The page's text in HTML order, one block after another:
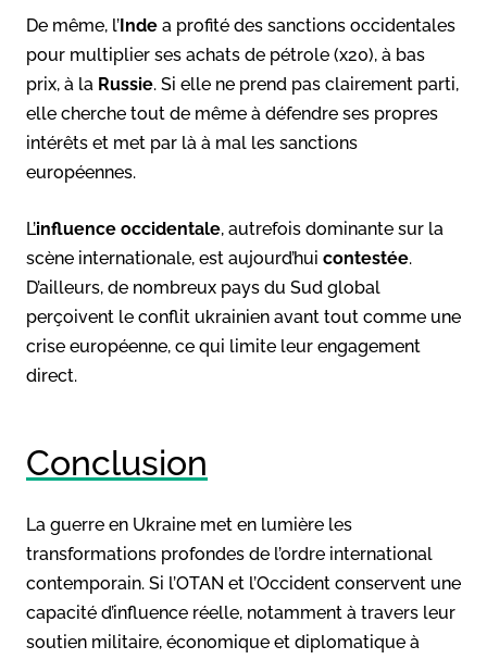
De même, l’Inde a profité des sanctions occidentales
pour multiplier ses achats de pétrole (x20), à bas
prix, à la Russie. Si elle ne prend pas clairement parti,
elle cherche tout de même à défendre ses propres
intérêts et met par là à mal les sanctions
européennes.
L’influence occidentale, autrefois dominante sur la
scène internationale, est aujourd’hui contestée.
D’ailleurs, de nombreux pays du Sud global
perçoivent le conflit ukrainien avant tout comme une
crise européenne, ce qui limite leur engagement
direct.
Conclusion
La guerre en Ukraine met en lumière les
transformations profondes de l’ordre international
contemporain. Si l’OTAN et l’Occident conservent une
capacité d’influence réelle, notamment à travers leur
soutien militaire, économique et diplomatique à